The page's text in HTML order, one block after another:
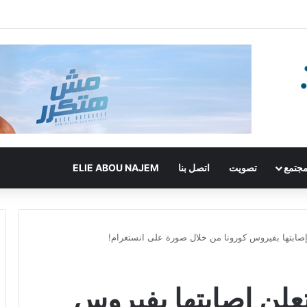
مجتمع تصويت اتصل بنا ELIE ABOU NAJEM
إصابتها بفيروس كورونا من خلال صورة على انستغرام!
إصابتها بفيروس